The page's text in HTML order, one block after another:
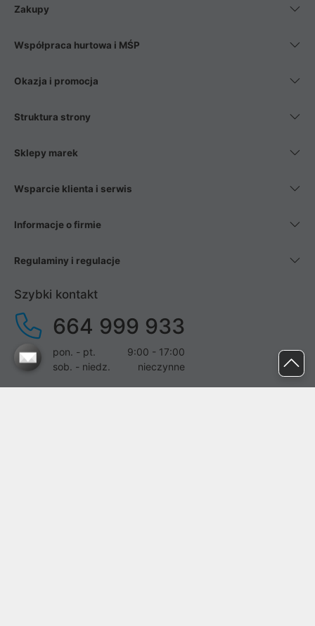
Zakupy
Współpraca hurtowa i MŚP
Okazja i promocja
Struktura strony
Sklepy marek
Wsparcie klienta i serwis
Informacje o firmie
Regulaminy i regulacje
Szybki kontakt
664 999 933
pon. - pt.
9:00 - 17:00
sob. - niedz.
nieczynne